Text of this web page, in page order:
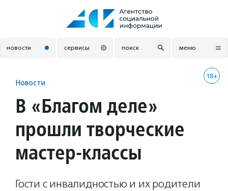
новости сервисы поиск меню
18+
Новости
В «Благом деле»
прошли творческие
мастер-классы
Гости с инвалидностью и их родители